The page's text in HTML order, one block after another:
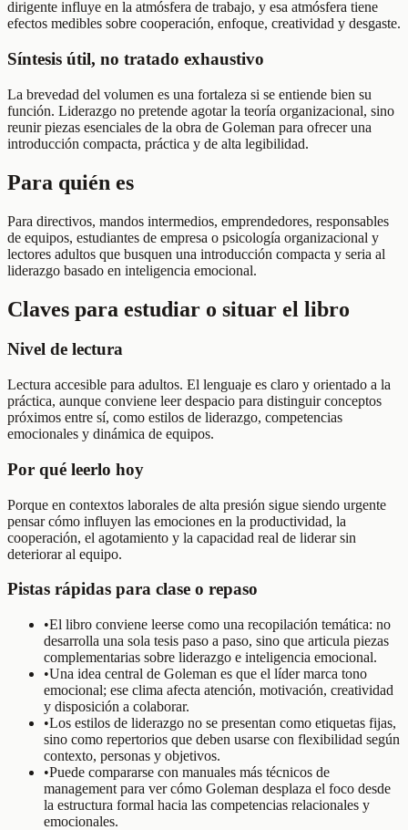
dirigente influye en la atmósfera de trabajo, y esa atmósfera tiene
efectos medibles sobre cooperación, enfoque, creatividad y desgaste.
Síntesis útil, no tratado exhaustivo
La brevedad del volumen es una fortaleza si se entiende bien su
función. Liderazgo no pretende agotar la teoría organizacional, sino
reunir piezas esenciales de la obra de Goleman para ofrecer una
introducción compacta, práctica y de alta legibilidad.
Para quién es
Para directivos, mandos intermedios, emprendedores, responsables
de equipos, estudiantes de empresa o psicología organizacional y
lectores adultos que busquen una introducción compacta y seria al
liderazgo basado en inteligencia emocional.
Claves para estudiar o situar el libro
Nivel de lectura
Lectura accesible para adultos. El lenguaje es claro y orientado a la
práctica, aunque conviene leer despacio para distinguir conceptos
próximos entre sí, como estilos de liderazgo, competencias
emocionales y dinámica de equipos.
Por qué leerlo hoy
Porque en contextos laborales de alta presión sigue siendo urgente
pensar cómo influyen las emociones en la productividad, la
cooperación, el agotamiento y la capacidad real de liderar sin
deteriorar al equipo.
Pistas rápidas para clase o repaso
•El libro conviene leerse como una recopilación temática: no
desarrolla una sola tesis paso a paso, sino que articula piezas
complementarias sobre liderazgo e inteligencia emocional.
•Una idea central de Goleman es que el líder marca tono
emocional; ese clima afecta atención, motivación, creatividad
y disposición a colaborar.
•Los estilos de liderazgo no se presentan como etiquetas fijas,
sino como repertorios que deben usarse con flexibilidad según
contexto, personas y objetivos.
•Puede compararse con manuales más técnicos de
management para ver cómo Goleman desplaza el foco desde
la estructura formal hacia las competencias relacionales y
emocionales.